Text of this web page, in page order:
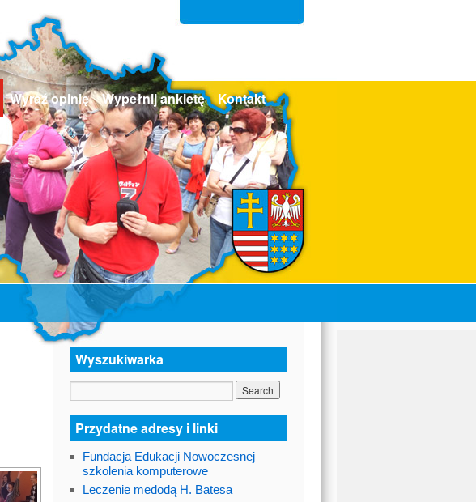
Wyraź opinię Wypełnij ankietę Kontakt
Wyszukiwarka
Przydatne adresy i linki
Fundacja Edukacji Nowoczesnej –
szkolenia komputerowe
Leczenie medodą H. Batesa